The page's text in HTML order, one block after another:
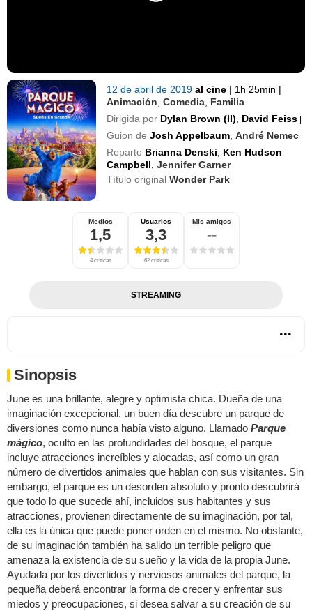
12 de abril de 2019al cine | 1h 25min |
Animación ,Comedia Familia
Dirigida por Dylan Brown (II) David Feiss |
Guion de Josh Appelbaum ,André Nemec
Reparto Brianna Denski
Ken Hudson
Campbell ,Jennifer Garner
Título originalWonder Park
Medios
1,5
4 críticas
Usuarios
3,3
62 críticas
Mis amigos
--
STREAMING
Sinopsis
June es una brillante, alegre y optimista chica. Dueña de una
imaginación excepcional, un buen día descubre un parque de
diversiones como nunca había visto alguno. Llamado Parque
mágico, oculto en las profundidades del bosque, el parque
incluye atracciones increíbles y alocadas, así como un gran
número de divertidos animales que hablan con sus visitantes. Sin
embargo, el parque es un desorden absoluto y pronto descubrirá
que todo lo que sucede ahí, incluidos sus habitantes y sus
atracciones, provienen directamente de su imaginación, por tal,
ella es la única que puede poner orden en el mismo. No obstante,
de su imaginación también ha salido un terrible peligro que
amenaza la existencia de su sueño y la vida de la propia June.
Ayudada por los divertidos y nerviosos animales del parque, la
pequeña deberá encontrar la forma de crecer y enfrentar sus
miedos y preocupaciones, si desea salvar a su creación de su